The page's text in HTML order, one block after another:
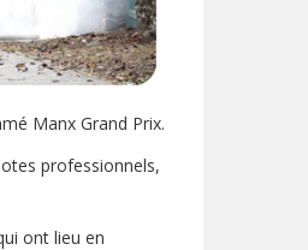
Manx Grand Prix.
professionnels,
ont lieu en